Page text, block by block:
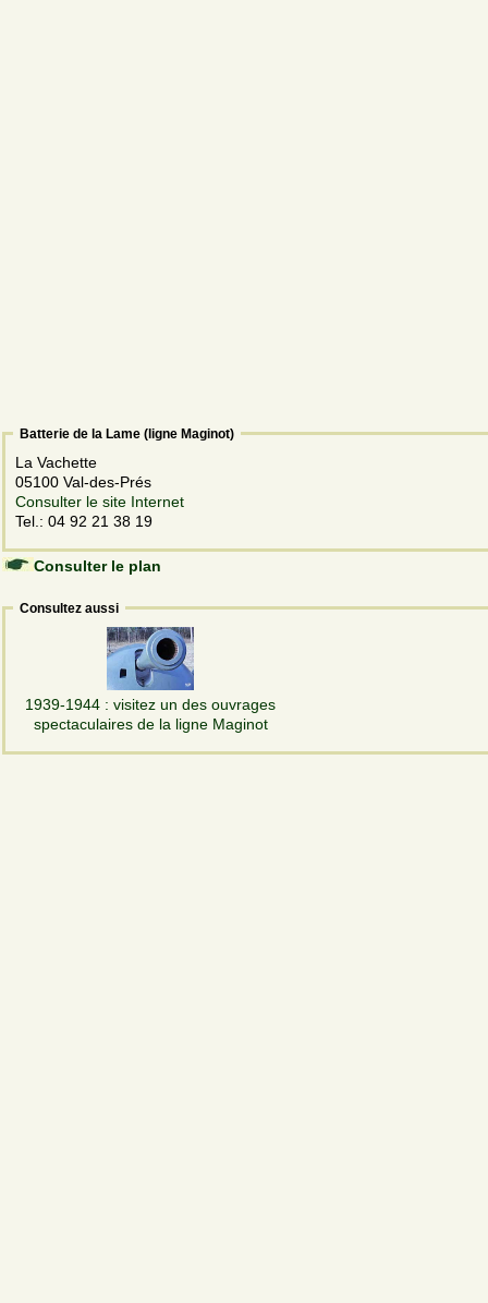
Batterie de la Lame (ligne Maginot)
La Vachette
05100 Val-des-Prés
Consulter le site Internet
Tel.: 04 92 21 38 19
Consulter le plan
Consultez aussi
1939-1944 : visitez un des ouvrages
spectaculaires de la ligne Maginot